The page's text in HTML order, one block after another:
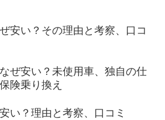
安い？その理由と考察、口コ
ぜ安い？未使用車、独自の仕
険乗り換え
い？理由と考察、口コミ